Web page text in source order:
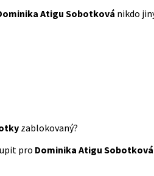
Atigu Sobotková nikdo
zablokovaný?
pro Dominika Atigu Sobotková